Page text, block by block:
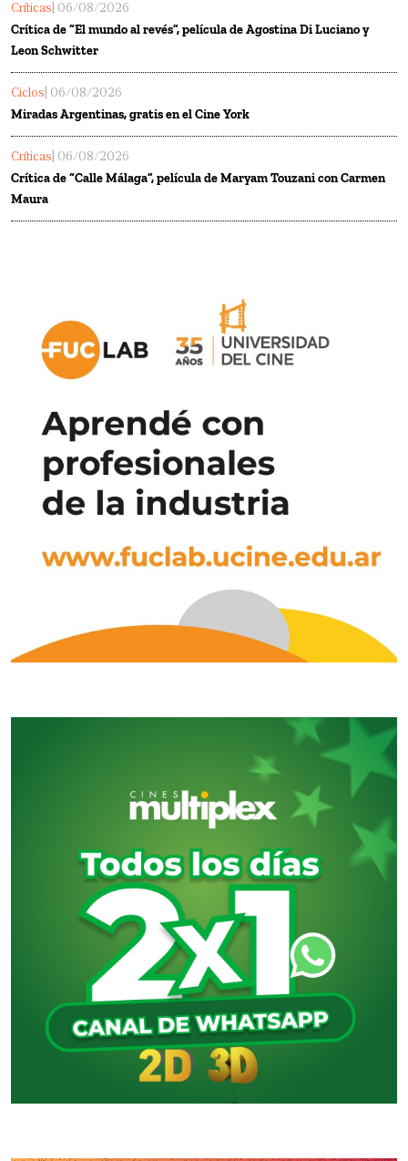
Críticas | 06/08/2026
Crítica de “El mundo al revés”, película de Agostina Di Luciano y
Leon Schwitter
Ciclos | 06/08/2026
Miradas Argentinas, gratis en el Cine York
Críticas | 06/08/2026
Crítica de “Calle Málaga”, película de Maryam Touzani con Carmen
Maura